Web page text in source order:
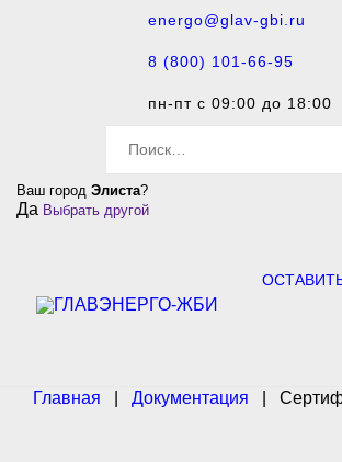
8 (800) 101-66-95
energo@glav-gbi.ru
пн-пт с 09:00 до 18:00
r
c
:
Ваш город Элиста?
Да Выбрать другой
Главная Документация